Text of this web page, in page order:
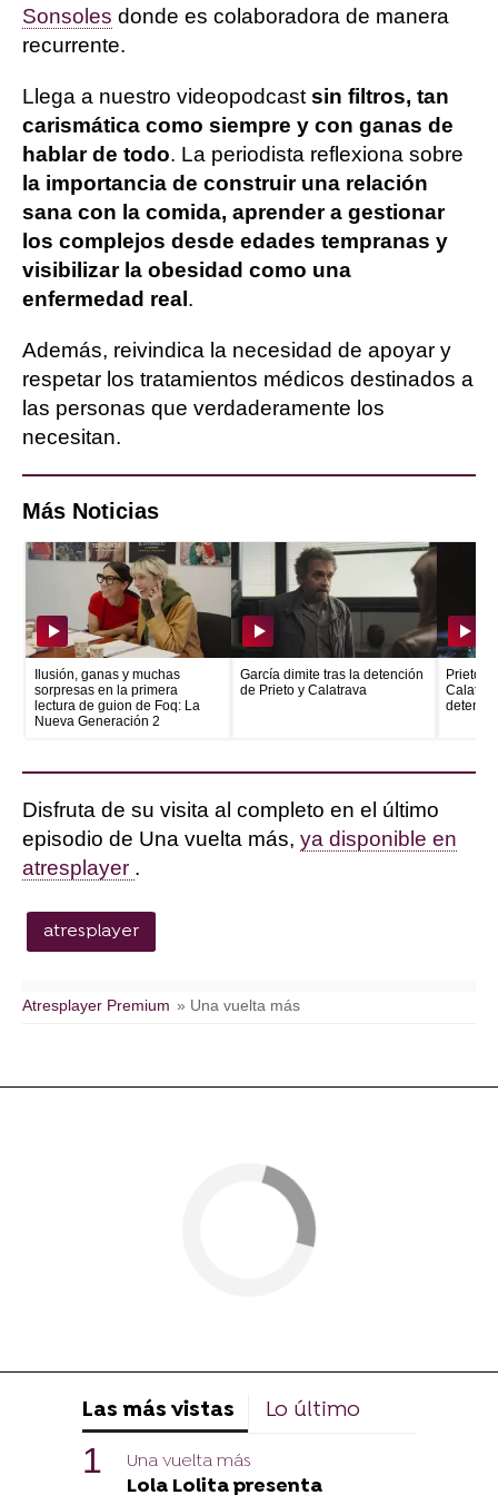
Sonsoles donde es colaboradora de manera
recurrente.
Llega a nuestro videopodcast sin filtros, tan
carismática como siempre y con ganas de
hablar de todo. La periodista reflexiona sobre
la importancia de construir una relación
sana con la comida, aprender a gestionar
los complejos desde edades tempranas y
visibilizar la obesidad como una
enfermedad real .
Además, reivindica la necesidad de apoyar y
respetar los tratamientos médicos destinados a
las personas que verdaderamente los
necesitan.
Más Noticias
Ilusión, ganas y muchas
sorpresas en la primera
lectura de guion de Foq: La
Nueva Generación 2
García dimite tras la detención
de Prieto y Calatrava
Prieto
Disfruta de su visita al completo en el último
episodio de Una vuelta más, ya disponible en
atresplayer .
atresplayer
Atresplayer Premium » Una vuelta más
Las más vistas Lo último
Una vuelta más
Lola Lolita presenta